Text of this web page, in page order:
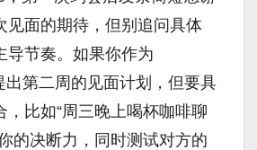
见面的期待，但别追问具体
导节奏。如果你作为
出第二周的见面计划，但要具
，比如“周三晚上喝杯咖啡聊
的决断力，同时测试对方的